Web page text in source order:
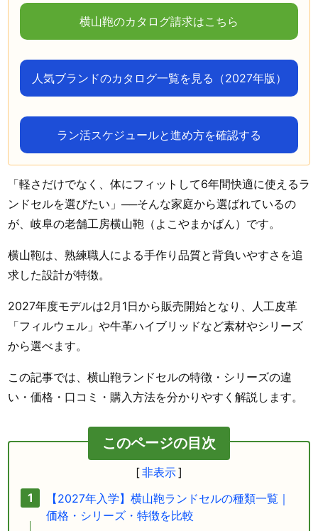
横山鞄のカタログ請求はこちら
人気ブランドのカタログ一覧を見る（2027年版）
ラン活スケジュールと進め方を確認する
「軽さだけでなく、体にフィットして6年間快適に使えるラ
ンドセルを選びたい」──そんな家庭から選ばれているの
が、岐阜の老舗工房横山鞄（よこやまかばん）です。
横山鞄は、熟練職人による手作り品質と背負いやすさを追
求した設計が特徴。
2027年度モデルは2月1日から販売開始となり、人工皮革
「フィルウェル」や牛革ハイブリッドなど素材やシリーズ
から選べます。
この記事では、横山鞄ランドセルの特徴・シリーズの違
い・価格・口コミ・購入方法を分かりやすく解説します。
このページの目次
【2027年入学】横山鞄ランドセルの種類一覧｜
価格・シリーズ・特徴を比較